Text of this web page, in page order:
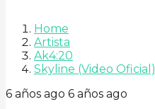
Home
Artista
Ak4:20
Skyline (Video Oficial)
6 años ago 6 años ago